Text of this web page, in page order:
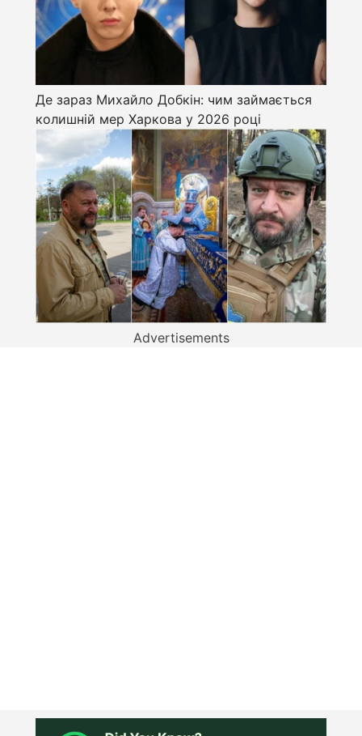
Де зараз Михайло Добкін: чим займається
колишній мер Харкова у 2026 році
Advertisements